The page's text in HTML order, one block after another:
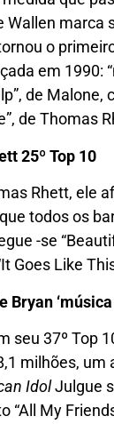
Wallen
o
em 1990:
de Malone,
de Thomas
25º Top 10
Rhett, ele
todos os
-se
Goes Like
Bryan
seu 37º Top
milhões, um
IdolJulgue
“All My